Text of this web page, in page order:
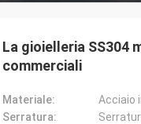
La gioielleria SS304
commerciali
Materiale:
Acciaio
Serratura: